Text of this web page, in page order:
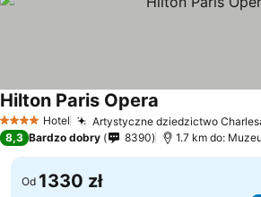
4 KategoriaHotel Artystyczne dziedzictwo
Hilton Paris Opera
8,3 Bardzo dobry 8390 1.7 km do:
Od 1330 zł